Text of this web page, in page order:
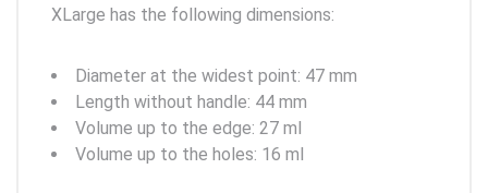
XLarge has the following dimensions:
Diameter at the widest point: 47 mm
Length without handle: 44 mm
Volume up to the edge: 27 ml
Volume up to the holes: 16 ml